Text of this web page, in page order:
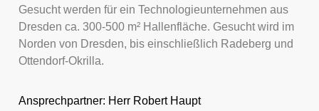
Gesucht werden für ein Technologieunternehmen aus
Dresden ca. 300-500 m² Hallenfläche. Gesucht wird im
Norden von Dresden, bis einschließlich Radeberg und
Ottendorf-Okrilla.
Ansprechpartner: Herr Robert Haupt